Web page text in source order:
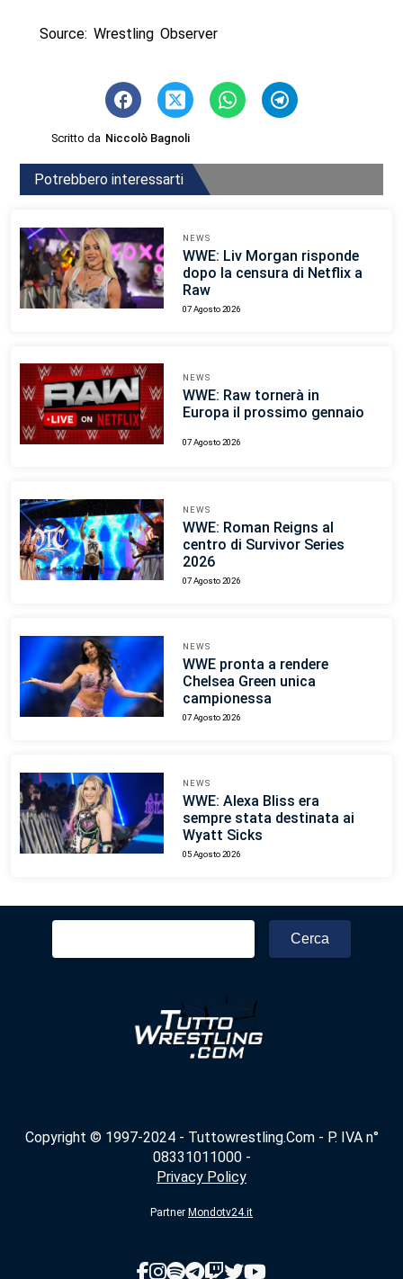
Source: Wrestling Observer
Scritto da Niccolò Bagnoli
Potrebbero interessarti
NEWS
WWE: Liv Morgan risponde
dopo la censura di Netflix a
Raw
07 Agosto 2026
NEWS
WWE: Raw tornerà in
Europa il prossimo gennaio
07 Agosto 2026
NEWS
WWE: Roman Reigns al
centro di Survivor Series
2026
07 Agosto 2026
NEWS
WWE pronta a rendere
Chelsea Green unica
campionessa
07 Agosto 2026
NEWS
WWE: Alexa Bliss era
sempre stata destinata ai
Wyatt Sicks
05 Agosto 2026
Ricerca
Copyright © 1997-2024 - Tuttowrestling.Com - P. IVA n°
08331011000 -
Privacy Policy
Partner Mondotv24.it